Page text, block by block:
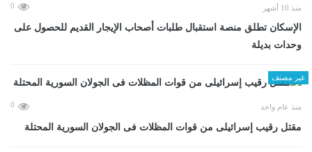
منذ 10 أشهر 0
الإسكان تطلق منصة استقبال طلبات أصحاب الإيجار القديم للحصول على
وحدات بديلة
غير مصنف
منذ عام واحد 0
مقتل رقيب إسرائيلى من قوات المظلات فى الجولان السورية المحتلة